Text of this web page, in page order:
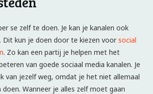
se zelf te doen. Je kan je kanalen ook
Dit kun je doen door te kiezen voorsocial
. Zo kan een partij je helpen met het
van goede sociaal media kanalen. Je
van jezelf weg, omdat je het niet allemaal
Wanneer je alles zelf moet gaan